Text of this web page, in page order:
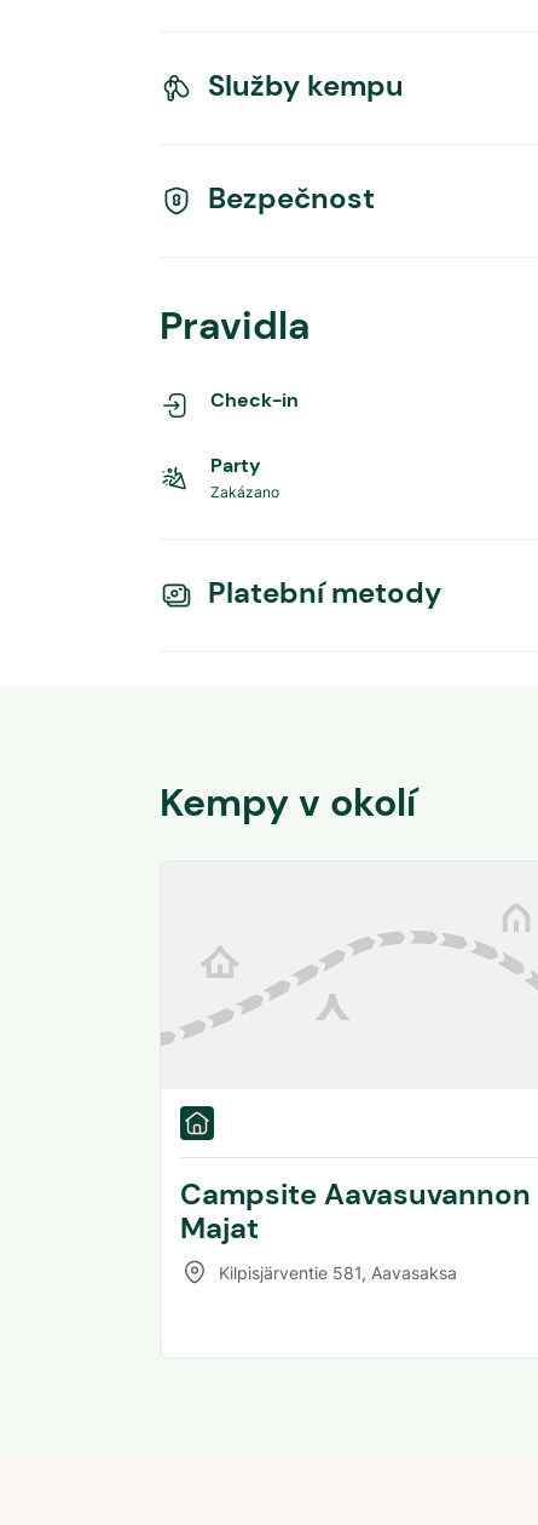
Služby kempu
Bezpečnost
Pravidla
Check-in
Party
Zakázano
Platební metody
Kempy v okolí
Campsite Aavasuvannon
Majat
Kilpisjärventie 581, Aavasaksa